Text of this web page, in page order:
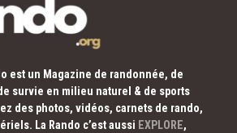
est un Magazine de randonnée, de
survie en milieu naturel & de sports
des photos, vidéos, carnets de rando,
La Rando c’est aussi EXPLORE,